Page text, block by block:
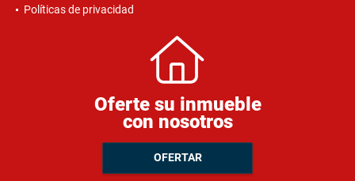
Políticas de privacidad
Oferte su inmueble
con nosotros
OFERTAR